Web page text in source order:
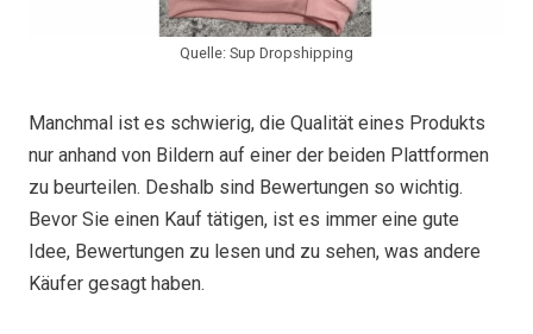
Quelle: Sup Dropshipping
Manchmal ist es schwierig, die Qualität eines Produkts
nur anhand von Bildern auf einer der beiden Plattformen
zu beurteilen. Deshalb sind Bewertungen so wichtig.
Bevor Sie einen Kauf tätigen, ist es immer eine gute
Idee, Bewertungen zu lesen und zu sehen, was andere
Käufer gesagt haben.